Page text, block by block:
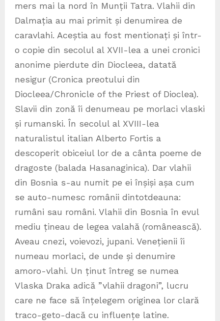
mers mai la nord în Munții Tatra. Vlahii din
Dalmația au mai primit și denumirea de
caravlahi. Aceștia au fost mentionați și într-
o copie din secolul al XVII-lea a unei cronici
anonime pierdute din Diocleea, datată
nesigur (Cronica preotului din
Diocleea/Chronicle of the Priest of Dioclea).
Slavii din zonă îi denumeau pe morlaci vlaski
și rumanski. În secolul al XVIII-lea
naturalistul italian Alberto Fortis a
descoperit obiceiul lor de a cânta poeme de
dragoste (balada Hasanaginica). Dar vlahii
din Bosnia s-au numit pe ei înșiși așa cum
se auto-numesc românii dintotdeauna:
rumâni sau români. Vlahii din Bosnia în evul
mediu țineau de legea valahă (românească).
Aveau cnezi, voievozi, jupani. Venețienii îi
numeau morlaci, de unde și denumire
amoro-vlahi. Un ținut întreg se numea
Vlaska Draka adică ”vlahii dragoni”, lucru
care ne face să înțelegem originea lor clară
traco-geto-dacă cu influențe latine.